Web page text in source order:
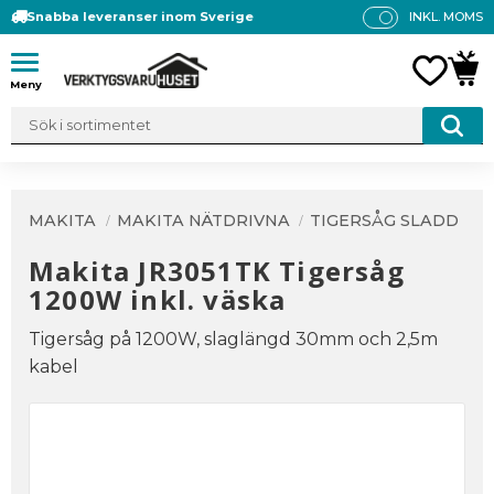
Meny
Snabba leveranser inom Sverige
P
A
INKL. MOMS
MAKITA MAKITA NÄTDRIVNA TIGERSÅG SLADD
Makita JR3051TK Tigersåg
1200W inkl. väska
Tigersåg på 1200W, slaglängd 30mm och 2,5m
kabel